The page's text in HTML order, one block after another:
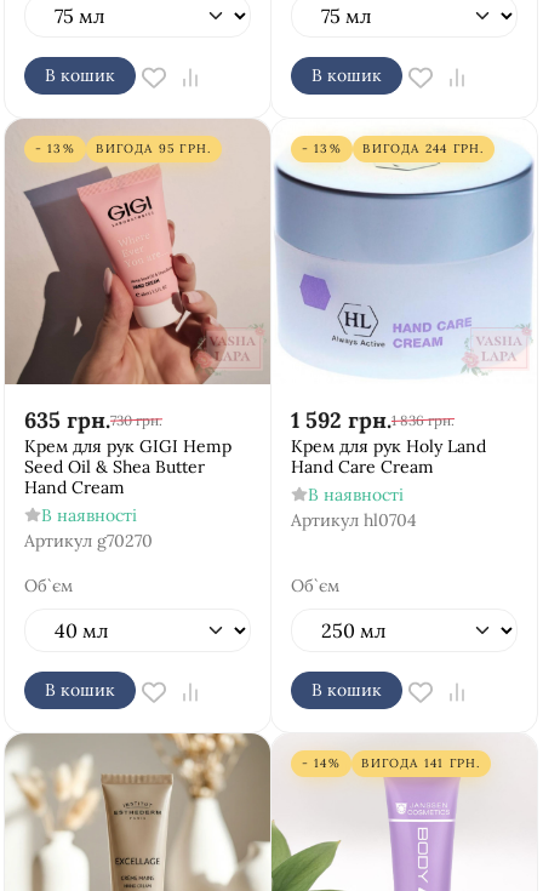
В кошик В кошик
- 13% ВИГОДА 95 ГРН.
635 грн.730 грн.
Крем для рук GIGI Hemp
Seed Oil & Shea Butter
Hand Cream
В наявності
Артикул g70270
Об`єм
В кошик
- 13% ВИГОДА 244 ГРН.
1 592 грн.1 836 грн.
Крем для рук Holy Land
Hand Care Cream
В наявності
Артикул hl0704
Об`єм
В кошик
- 14% ВИГОДА 141 ГРН.